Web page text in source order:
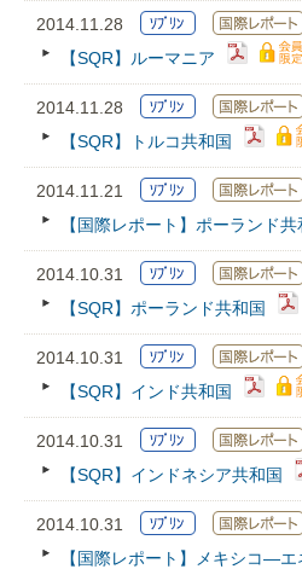
2014.11.28
【SQR】ルーマニア
2014.11.28
【SQR】トルコ共和国
2014.11.21
【国際レポート】ポーランド
2014.10.31
【SQR】ポーランド共和国
2014.10.31
【SQR】インド共和国
2014.10.31
【SQR】インドネシア共和国
2014.10.31
【国際レポート】メキシコ―